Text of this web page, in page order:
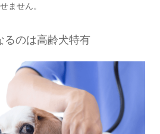
ません。
るのは高齢犬特有